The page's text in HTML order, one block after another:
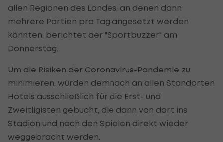
allen Regionen des Landes, an denen dann
mehrere Partien pro Tag angesetzt werden
könnten, berichtet der "Sportbuzzer" am
Donnerstag.
Um die Risiken der Coronavirus-Pandemie zu
minimieren, würden demnach an allen Standorten
Hotels ausschließlich für die Erst- und
Zweitligisten gebucht, die dann von dort ins
Stadion und nach den Spielen direkt wieder
weggebracht werden.